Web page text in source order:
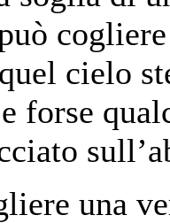
cielo
forse
una